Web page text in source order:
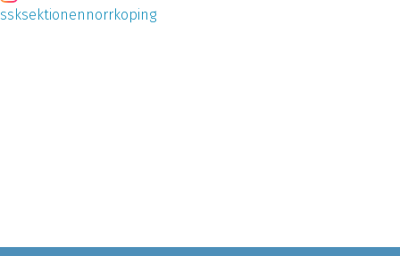
ssksektionennorrkoping